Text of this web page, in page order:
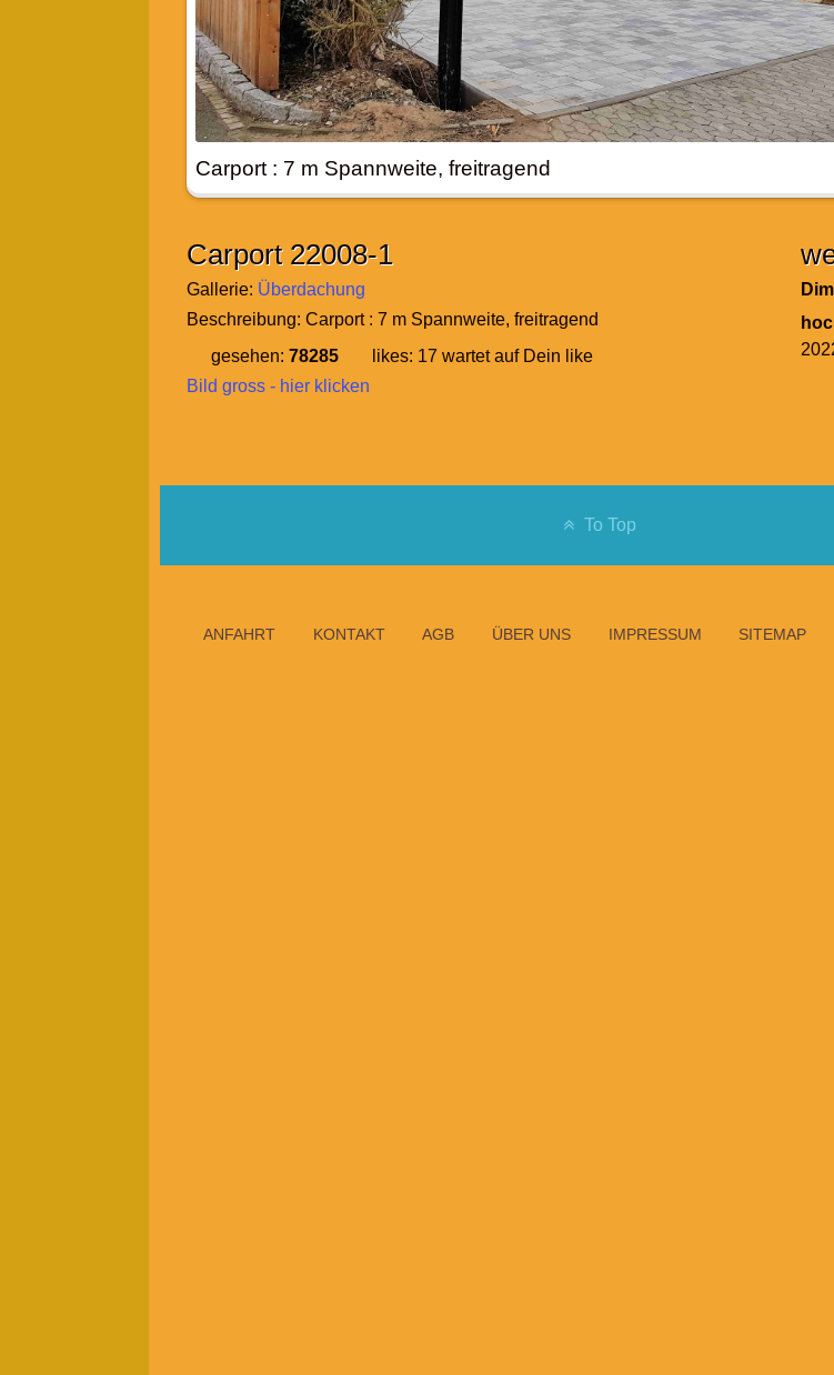
Carport : 7 m Spannweite, freitragend
Carport 22008-1
Gallerie: Überdachung
Beschreibung:Carport : 7 m Spannweite, freitragend
gesehen:78285 likes: 17 wartet auf Dein like
Bild gross - hier klicken
To Top
ANFAHRT KONTAKT AGB ÜBER UNS IMPRESSUM SITEMAP